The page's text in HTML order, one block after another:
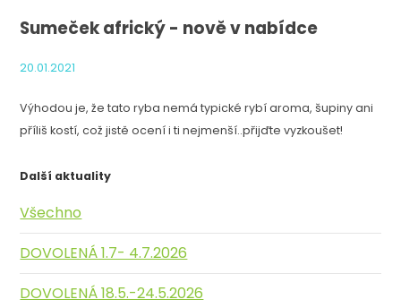
Sumeček africký - nově v nabídce
20.01.2021
Výhodou je, že tato ryba nemá typické rybí aroma, šupiny ani
příliš kostí, což jistě ocení i ti nejmenší..přijďte vyzkoušet!
Další aktuality
Všechno
DOVOLENÁ 1.7- 4.7.2026
DOVOLENÁ 18.5.-24.5.2026